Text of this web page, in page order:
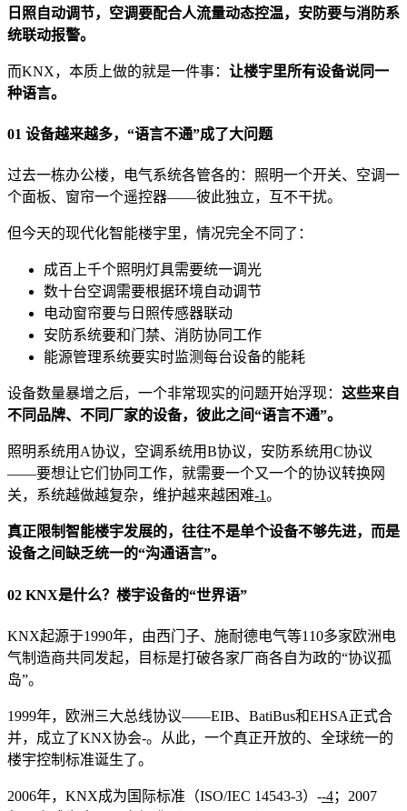
日照自动调节，空调要配合人流量动态控温，安防要与消防系
统联动报警。
而KNX，本质上做的就是一件事： 让楼宇里所有设备说同一
种语言。
01 设备越来越多，“语言不通”成了大问题
过去一栋办公楼，电气系统各管各的：照明一个开关、空调一
个面板、窗帘一个遥控器——彼此独立，互不干扰。
但今天的现代化智能楼宇里，情况完全不同了：
成百上千个照明灯具需要统一调光
数十台空调需要根据环境自动调节
电动窗帘要与日照传感器联动
安防系统要和门禁、消防协同工作
能源管理系统要实时监测每台设备的能耗
设备数量暴增之后，一个非常现实的问题开始浮现： 这些来自
不同品牌、不同厂家的设备，彼此之间“语言不通”。
照明系统用A协议，空调系统用B协议，安防系统用C协议
——要想让它们协同工作，就需要一个又一个的协议转换网
关，系统越做越复杂，维护越来越困难-1。
真正限制智能楼宇发展的，往往不是单个设备不够先进，而是
设备之间缺乏统一的“沟通语言”。
02 KNX是什么？楼宇设备的“世界语”
KNX起源于1990年，由西门子、施耐德电气等110多家欧洲电
气制造商共同发起，目标是打破各家厂商各自为政的“协议孤
岛”。
1999年，欧洲三大总线协议——EIB、BatiBus和EHSA正式合
并，成立了KNX协会-。从此，一个真正开放的、全球统一的
楼宇控制标准诞生了。
2006年，KNX成为国际标准（ISO/IEC 14543-3） --4；2007